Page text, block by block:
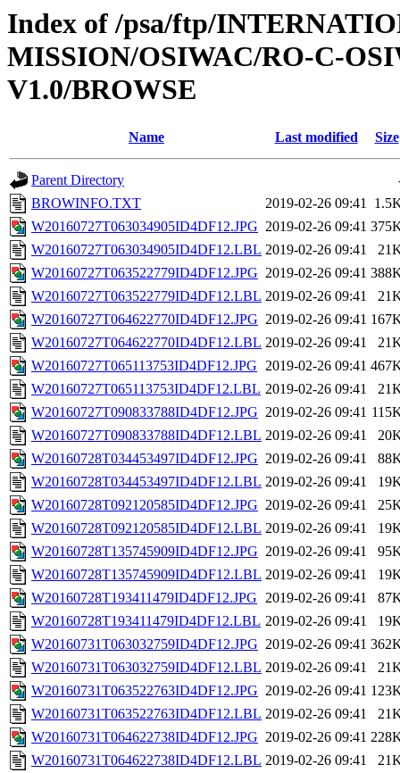
Index of /psa/ftp/
MISSION/OSIWAC/RO-C-
V1.0/BROWSE
Name Last modified Size
Parent Directory
BROWINFO.TXT
2019-02-26 09:41
W20160727T063034905ID4DF12.JPG 2019-02-26 09:41
W20160727T063034905ID4DF12.LBL 2019-02-26 09:41
W20160727T063522779ID4DF12.JPG 2019-02-26 09:41
W20160727T063522779ID4DF12.LBL 2019-02-26 09:41
W20160727T064622770ID4DF12.JPG 2019-02-26 09:41
W20160727T064622770ID4DF12.LBL 2019-02-26 09:41
W20160727T065113753ID4DF12.JPG 2019-02-26 09:41
W20160727T065113753ID4DF12.LBL 2019-02-26 09:41
W20160727T090833788ID4DF12.JPG 2019-02-26 09:41
W20160727T090833788ID4DF12.LBL 2019-02-26 09:41
W20160728T034453497ID4DF12.JPG 2019-02-26 09:41
W20160728T034453497ID4DF12.LBL 2019-02-26 09:41
W20160728T092120585ID4DF12.JPG 2019-02-26 09:41
W20160728T092120585ID4DF12.LBL 2019-02-26 09:41
W20160728T135745909ID4DF12.JPG 2019-02-26 09:41
W20160728T135745909ID4DF12.LBL 2019-02-26 09:41
W20160728T193411479ID4DF12.JPG 2019-02-26 09:41
W20160728T193411479ID4DF12.LBL 2019-02-26 09:41
W20160731T063032759ID4DF12.JPG 2019-02-26 09:41
W20160731T063032759ID4DF12.LBL 2019-02-26 09:41
W20160731T063522763ID4DF12.JPG 2019-02-26 09:41
W20160731T063522763ID4DF12.LBL 2019-02-26 09:41
W20160731T064622738ID4DF12.JPG 2019-02-26 09:41
W20160731T064622738ID4DF12.LBL 2019-02-26 09:41